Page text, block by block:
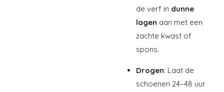
de verf in dunne
lagen aan met een
zachte kwast of
spons.
Drogen: Laat de
schoenen 24–48 uur